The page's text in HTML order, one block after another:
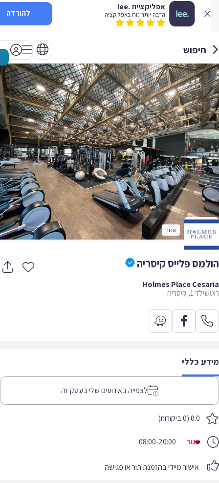
אפליקציית .lee
הרבה יותר נוח באפליקציה להורדה
חיפוש
אחר
פלייס קיסריה
Holmes Place
1, קיסריה
כללי
לצפייה באירועים שלי בעסק זה
0.0 (0 ביקורות)
סגור 08:00-20:00
אישור מיידי בהזמנת תור או פגישה